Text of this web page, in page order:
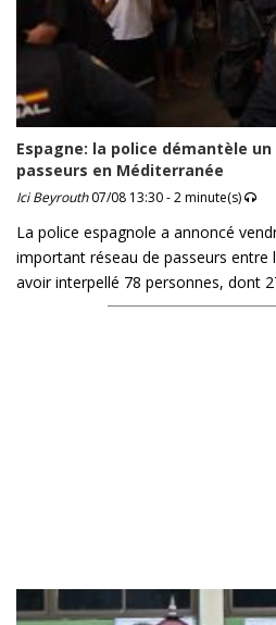
Espagne: la police démantèle
passeurs en Méditerranée
Ici Beyrouth07/08 13:30 - 2 minute(s)
La police espagnole a annoncé
important réseau de passeurs entre
avoir interpellé 78 personnes, dont